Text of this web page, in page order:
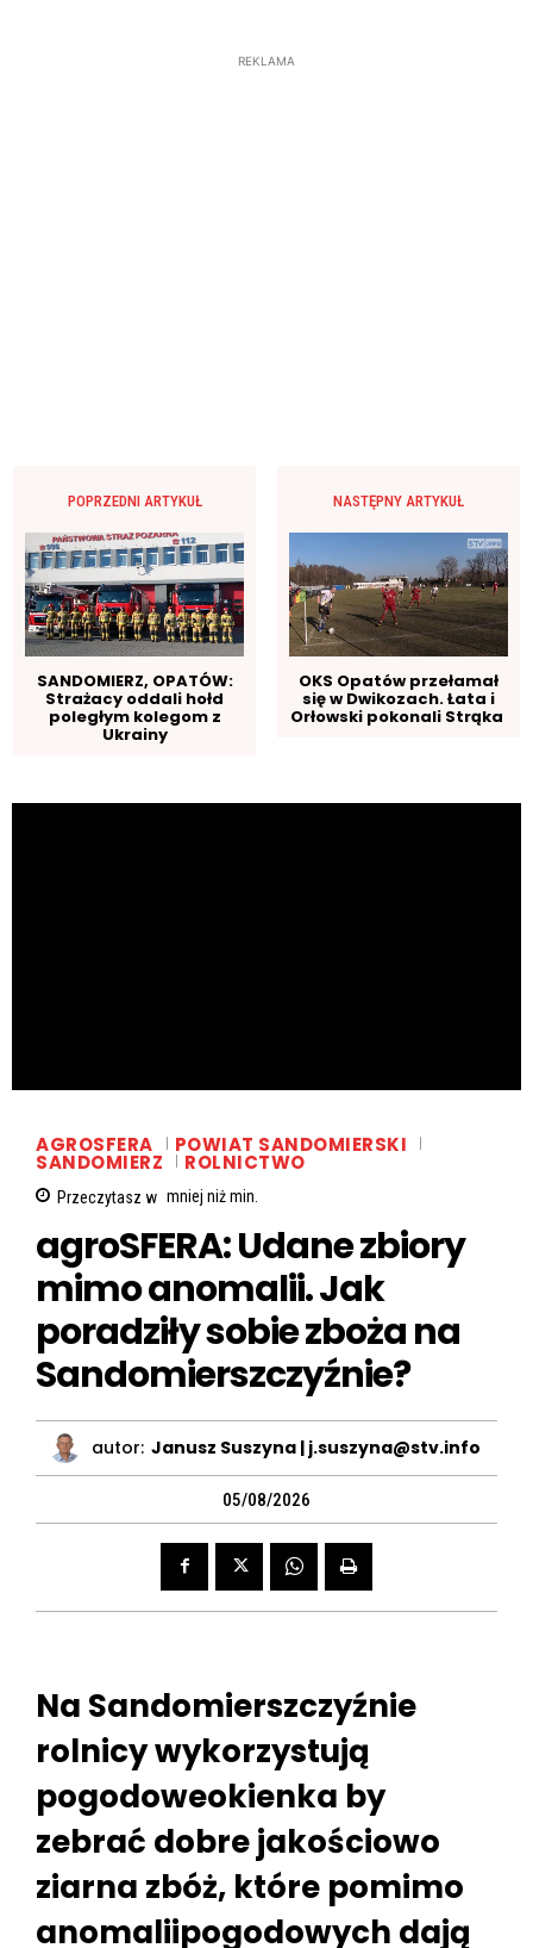
REKLAMA
POPRZEDNI ARTYKUŁ
SANDOMIERZ, OPATÓW:
Strażacy oddali hołd
poległym kolegom z
Ukrainy
NASTĘPNY ARTYKUŁ
OKS Opatów przełamał
się w Dwikozach. Łata i
Orłowski pokonali Strąka